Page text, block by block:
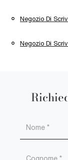
Negozio Di
Negozio Di